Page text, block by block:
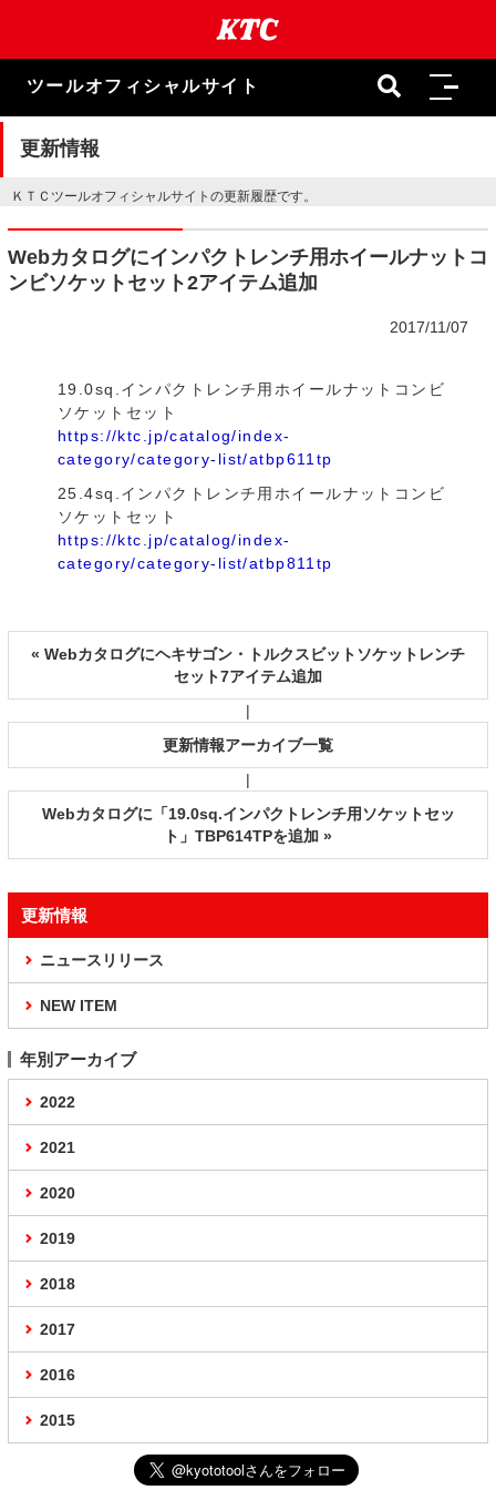
ま
キ
ツールオフィシャルサイト
更新情報
ＫＴＣツールオフィシャルサイトの更新履歴です。
Webカタログにインパクトレンチ用ホイールナットコ
ンビソケットセット2アイテム追加
2017/11/07
19.0sq.インパクトレンチ用ホイールナットコンビ
ソケットセット
https://ktc.jp/catalog/index-
category/category-list/atbp611tp
25.4sq.インパクトレンチ用ホイールナットコンビ
ソケットセット
https://ktc.jp/catalog/index-
category/category-list/atbp811tp
« Webカタログにヘキサゴン・トルクスビットソケットレンチ
セット7アイテム追加
|
更新情報アーカイブ一覧
|
Webカタログに「19.0sq.インパクトレンチ用ソケットセッ
ト」TBP614TPを追加 »
更新情報
ニュースリリース
NEW ITEM
年別アーカイブ
2022
2021
2020
2019
2018
2017
2016
2015